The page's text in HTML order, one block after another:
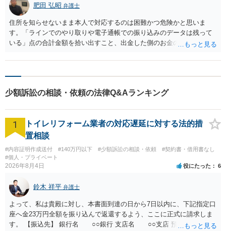
肥田 弘昭 弁護士
住所を知らせないまま本人で対応するのは困難かつ危険かと思いま
す。「ラインでのやり取りや電子通帳での振り込みのデータは残って
いる」点の合計金額を拾い出すこと、出金した側のお金の出所（預金
に相談するのはいかがでしょうか。弁護士に依頼して住所秘匿のまま
少額訴訟の相談・依頼の法律Q&Aランキング
1
トイレリフォーム業者の対応遅延に対する法的措
置相談
#内容証明作成送付 #140万円以下 #少額訴訟の相談・依頼
#契約書・借用書なし
#個人・プライベート
2026年8月4日 役にたった 6
鈴木 祥平 弁護士
よって、私は貴殿に対し、本書面到達の日から7日以内に、下記指定口
座へ金23万円全額を振り込んで返還するよう、ここに正式に請求しま
す。 【振込先】 銀行名 ○○銀行 支店名 ○○支店 預金種別 普通